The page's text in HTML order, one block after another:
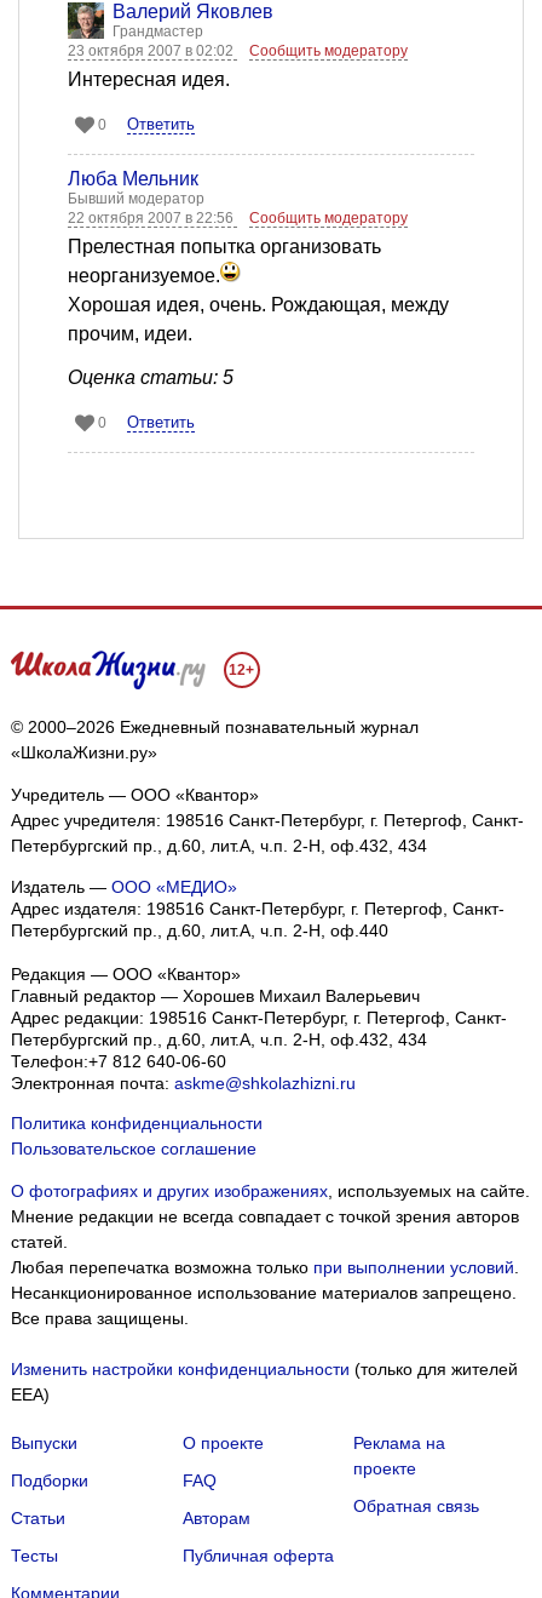
Валерий Яковлев
Грандмастер
23 октября 2007 в 02:02
Сообщить модератору
Интересная идея.
0 Ответить
Люба Мельник
Бывший модератор
22 октября 2007 в 22:56
Сообщить модератору
Прелестная попытка организовать
неорганизуемое.
Хорошая идея, очень. Рождающая, между
прочим, идеи.
Оценка статьи: 5
0 Ответить
12+
© 2000–2026 Ежедневный познавательный журнал
«ШколаЖизни.ру»
Учредитель — ООО «Квантор»
Адрес учредителя: 198516 Санкт-Петербург, г. Петергоф, Санкт-
Петербургский пр., д.60, лит.А, ч.п. 2-Н, оф.432, 434
Издатель — ООО «МЕДИО»
Адрес издателя: 198516 Санкт-Петербург, г. Петергоф, Санкт-
Петербургский пр., д.60, лит.А, ч.п. 2-Н, оф.440
Редакция — ООО «Квантор»
Главный редактор — Хорошев Михаил Валерьевич
Адрес редакции: 198516 Санкт-Петербург, г. Петергоф, Санкт-
Петербургский пр., д.60, лит.А, ч.п. 2-Н, оф.432, 434
Телефон:+7 812 640-06-60
Электронная почта: askme@shkolazhizni.ru
Политика конфиденциальности
Пользовательское соглашение
О фотографиях и других изображениях, используемых на сайте.
Мнение редакции не всегда совпадает с точкой зрения авторов
статей.
Любая перепечатка возможна только при выполнении условий.
Несанкционированное использование материалов запрещено.
Все права защищены.
Изменить настройки конфиденциальности (только для жителей
EEA)
Выпуски
Подборки
Статьи
Тесты
Комментарии
О проекте
FAQ
Авторам
Публичная оферта
Реклама на
проекте
Обратная связь